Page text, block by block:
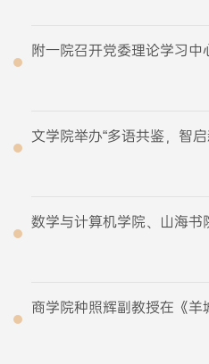
附一院召开党委理论学习中
文学院举办“多语共鉴，智